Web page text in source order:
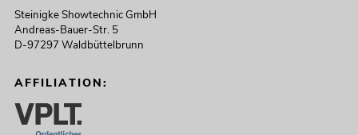
Steinigke Showtechnic GmbH
Andreas-Bauer-Str. 5
D-97297 Waldbüttelbrunn
AFFILIATION: